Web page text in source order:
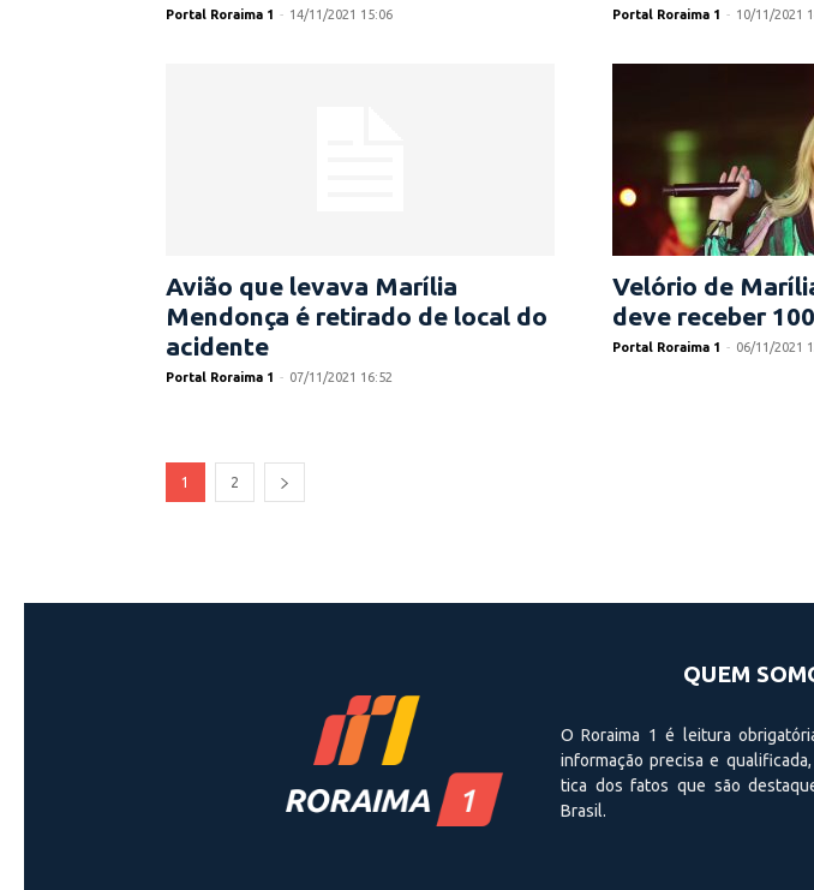
Portal Roraima 1 - 14/11/2021 15:06 Portal Roraima 1 - 10/11/2021
Avião que levava Marília
Mendonça é retirado de local do
acidente
Portal Roraima 1 - 07/11/2021 16:52
Velório de
deve receber
Portal Roraima 1 - 06/11/2021
1 2
QUEM
O Roraima 1 é leitura
informação precisa e
tica dos fatos que são
Brasil.